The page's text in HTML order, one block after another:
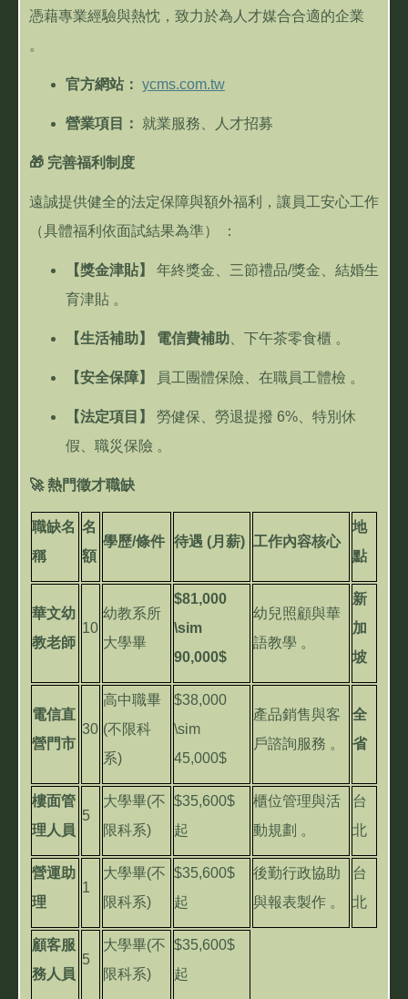
憑藉專業經驗與熱忱，致力於為人才媒合合適的企業
。
官方網站： ycms.com.tw
營業項目： 就業服務、人才招募
🎁 完善福利制度
遠誠提供健全的法定保障與額外福利，讓員工安心工作
（具體福利依面試結果為準）
：
【獎金津貼】 年終獎金、三節禮品/獎金、結婚生
育津貼 。
【生活補助】 電信費補助 、下午茶零食櫃 。
【安全保障】 員工團體保險、在職員工體檢 。
【法定項目】 勞健保、勞退提撥 6% 、特別休
假、職災保險 。
🚀 熱門徵才職缺
職缺名
稱
名
額
學歷/條件 待遇 (月薪) 工作內容核心
地
點
華文幼
教老師
10
幼教系所
大學畢
$81,000
\sim
90,000$
幼兒照顧與華
語教學 。
新
加
坡
電信直
營門市
30
高中職畢
(不限科
系)
$38,000
\sim
45,000$
產品銷售與客
戶諮詢服務 。
全
省
樓面管
理人員
5
大學畢(不
限科系)
$35,600$
起
櫃位管理與活
動規劃 。
台
北
營運助
理
1
大學畢(不
限科系)
$35,600$
起
後勤行政協助
與報表製作 。
台
北
顧客服
務人員
5
大學畢(不
限科系)
$35,600$
起